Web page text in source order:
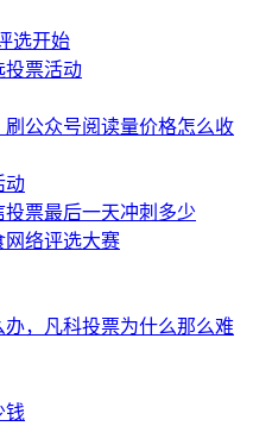
选开始
投票活动
公众号阅读量价格怎么收
动
票最后一天冲刺多少
网络评选大赛
，凡科投票为什么那么难
钱